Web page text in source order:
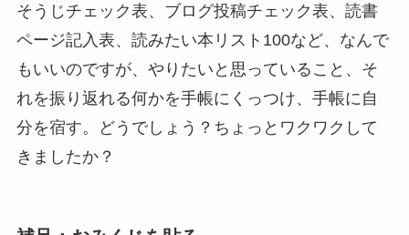
そうじチェック表、ブログ投稿チェック表、読書
ページ記入表、読みたい本リスト100など、なんで
もいいのですが、やりたいと思っていること、そ
れを振り返れる何かを手帳にくっつけ、手帳に自
分を宿す。どうでしょう？ちょっとワクワクして
きましたか？